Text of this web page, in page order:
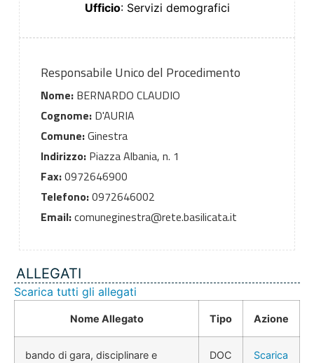
Ufficio: Servizi demografici
Responsabile Unico del Procedimento
Nome:BERNARDO CLAUDIO
Cognome:D'AURIA
Comune:Ginestra
Indirizzo:Piazza Albania, n. 1
Fax:0972646900
Telefono:0972646002
Email:comuneginestra@rete.basilicata.it
ALLEGATI
Scarica tutti gli allegati
Nome Allegato Tipo Azione
bando di gara, disciplinare e
DOC Scarica